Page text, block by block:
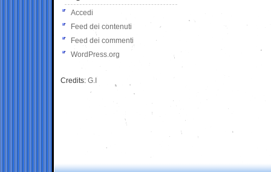
Accedi
Feed dei contenuti
Feed dei commenti
WordPress.org
Credits: G.I